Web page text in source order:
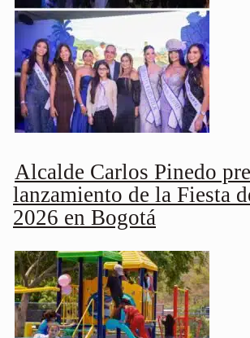
Alcalde Carlos Pinedo
lanzamiento de la Fiesta
2026 en Bogotá